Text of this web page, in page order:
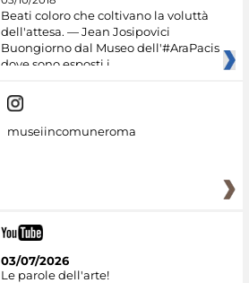
Beati coloro che coltivano la voluttà
dell'attesa. — Jean Josipovici
Buongiorno dal Museo dell'#AraPacis
dove sono esposti i
museiincomuneroma
03/07/2026
Le parole dell'arte!